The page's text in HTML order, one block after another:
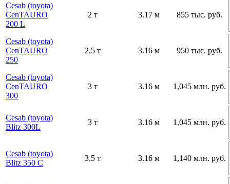
Cesab (toyota)
CenTAURO
200 L
2 т 3.17 м 855 тыс. руб.
Cesab (toyota)
CenTAURO
250
2.5 т 3.16 м 950 тыс. руб.
Cesab (toyota)
CenTAURO
300
3 т 3.16 м 1,045 млн. руб.
Cesab (toyota)
Blitz 300L
3 т 3.16 м 1,045 млн. руб.
Cesab (toyota)
Blitz 350 C
3.5 т 3.16 м 1,140 млн. руб.